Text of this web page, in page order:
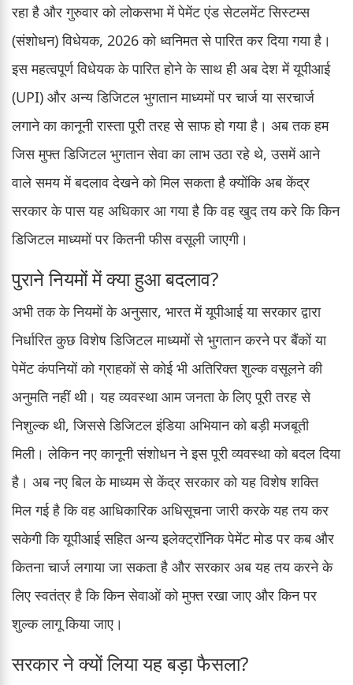
रहा है और गुरुवार को लोकसभा में पेमेंट एंड सेटलमेंट सिस्टम्स
(संशोधन) विधेयक, 2026 को ध्वनिमत से पारित कर दिया गया है।
इस महत्वपूर्ण विधेयक के पारित होने के साथ ही अब देश में यूपीआई
(UPI) और अन्य डिजिटल भुगतान माध्यमों पर चार्ज या सरचार्ज
लगाने का कानूनी रास्ता पूरी तरह से साफ हो गया है। अब तक हम
जिस मुफ्त डिजिटल भुगतान सेवा का लाभ उठा रहे थे, उसमें आने
वाले समय में बदलाव देखने को मिल सकता है क्योंकि अब केंद्र
सरकार के पास यह अधिकार आ गया है कि वह खुद तय करे कि किन
डिजिटल माध्यमों पर कितनी फीस वसूली जाएगी।
पुराने नियमों में क्या हुआ बदलाव?
अभी तक के नियमों के अनुसार, भारत में यूपीआई या सरकार द्वारा
निर्धारित कुछ विशेष डिजिटल माध्यमों से भुगतान करने पर बैंकों या
पेमेंट कंपनियों को ग्राहकों से कोई भी अतिरिक्त शुल्क वसूलने की
अनुमति नहीं थी। यह व्यवस्था आम जनता के लिए पूरी तरह से
निशुल्क थी, जिससे डिजिटल इंडिया अभियान को बड़ी मजबूती
मिली। लेकिन नए कानूनी संशोधन ने इस पूरी व्यवस्था को बदल दिया
है। अब नए बिल के माध्यम से केंद्र सरकार को यह विशेष शक्ति
मिल गई है कि वह आधिकारिक अधिसूचना जारी करके यह तय कर
सकेगी कि यूपीआई सहित अन्य इलेक्ट्रॉनिक पेमेंट मोड पर कब और
कितना चार्ज लगाया जा सकता है और सरकार अब यह तय करने के
लिए स्वतंत्र है कि किन सेवाओं को मुफ्त रखा जाए और किन पर
शुल्क लागू किया जाए।
सरकार ने क्यों लिया यह बड़ा फैसला?